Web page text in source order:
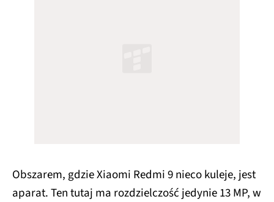
Obszarem, gdzie Xiaomi Redmi 9 nieco kuleje, jest
aparat. Ten tutaj ma rozdzielczość jedynie 13 MP, w